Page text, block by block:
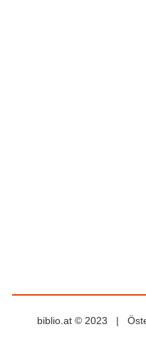
biblio.at © 2023 |